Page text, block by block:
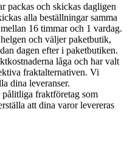
packas och skickas dagligen
alla beställningar samma
16 timmar och 1 vardag.
och väljer paketbutik,
dagen efter i paketbutiken.
låga och har valt
fraktalternativen. Vi
dina leveranser.
fraktföretag som
att dina varor levereras